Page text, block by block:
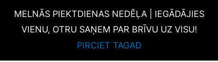
MELNĀS PIEKTDIENAS NEDĒĻA | IEGĀDĀJIES
VIENU, OTRU SAŅEM PAR BRĪVU UZ VISU!
PIRCIET TAGAD
content